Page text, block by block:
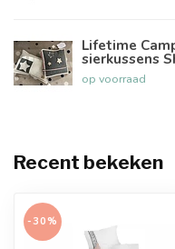
Lifetime
sierkussens
op voorraad
Recent bekeken
-30%